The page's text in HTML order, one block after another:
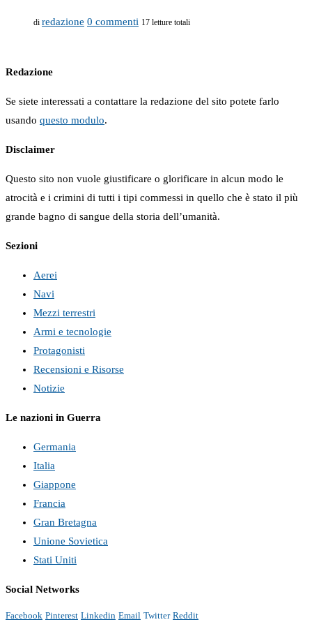
di redazione 0 commenti 17 letture totali
Redazione
Se siete interessati a contattare la redazione del sito potete farlo
usando questo modulo.
Disclaimer
Questo sito non vuole giustificare o glorificare in alcun modo le
atrocità e i crimini di tutti i tipi commessi in quello che è stato il più
grande bagno di sangue della storia dell’umanità.
Sezioni
Aerei
Navi
Mezzi terrestri
Armi e tecnologie
Protagonisti
Recensioni e Risorse
Notizie
Le nazioni in Guerra
Germania
Italia
Giappone
Francia
Gran Bretagna
Unione Sovietica
Stati Uniti
Social Networks
Facebook Pinterest Linkedin Email Twitter Reddit